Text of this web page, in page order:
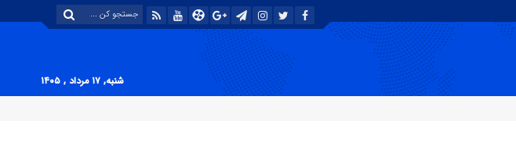
شنبه, ۱۷ مرداد , ۱۴۰۵